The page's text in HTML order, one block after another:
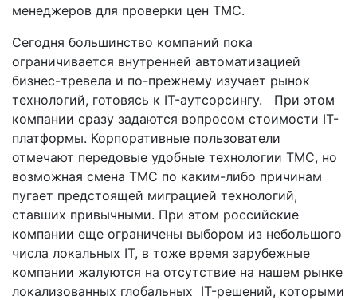
менеджеров для проверки цен ТМС.
Сегодня большинство компаний пока
ограничивается внутренней автоматизацией
бизнес-тревела и по-прежнему изучает рынок
технологий, готовясь к IT-аутсорсингу. При этом
компании сразу задаются вопросом стоимости IT-
платформы. Корпоративные пользователи
отмечают передовые удобные технологии ТМС, но
возможная смена ТМС по каким-либо причинам
пугает предстоящей миграцией технологий,
ставших привычными. При этом российские
компании еще ограничены выбором из небольшого
числа локальных IT, в тоже время зарубежные
компании жалуются на отсутствие на нашем рынке
локализованных глобальных IT-решений, которыми